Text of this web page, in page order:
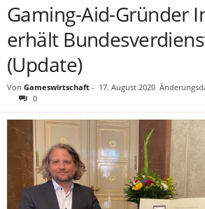
Gaming-Aid-Gründer
erhält
(Update)
Von Gameswirtschaft - 17. August 2020
0